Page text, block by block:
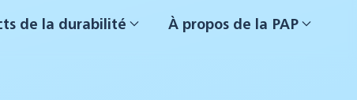
de la durabilité À propos de la PAP